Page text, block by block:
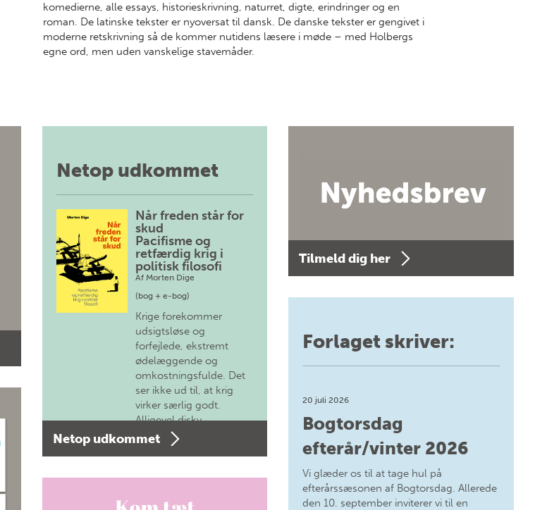
komedierne, alle essays, historieskrivning, naturret, digte, erindringer og en
roman. De latinske tekster er nyoversat til dansk. De danske tekster er gengivet i
moderne retskrivning så de kommer nutidens læsere i møde – med Holbergs
egne ord, men uden vanskelige stavemåder.
Netop udkommet
Når freden står for
skud
Pacifisme og
retfærdig krig i
politisk filosofi
Af Morten Dige
(bog + e-bog)
Krige forekommer
udsigtsløse og
forfejlede, ekstremt
ødelæggende og
omkostningsfulde. Det
ser ikke ud til, at krig
virker særlig godt.
Alligevel diskv…
Netop udkommet
Tilmeld dig her
Forlaget skriver:
20 juli 2026
Bogtorsdag
efterår/vinter 2026
Vi glæder os til at tage hul på
efterårssæsonen af Bogtorsdag. Allerede
den 10. september inviterer vi til en